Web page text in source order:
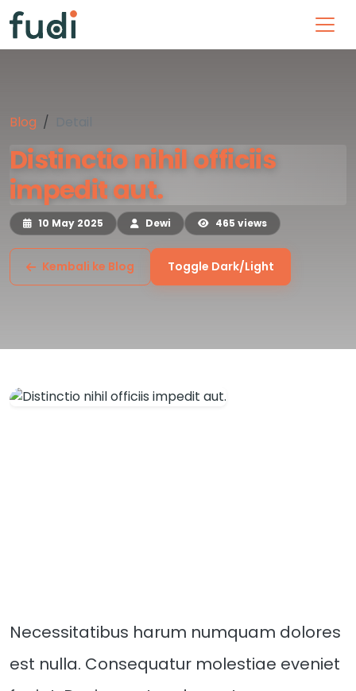
Blog
Distinctio nihil officiis
impedit aut.
10 May 2025 Dewi 465 views
Kembali ke Blog Toggle Dark/Light
Necessitatibus harum numquam dolores
est nulla. Consequatur molestiae eveniet